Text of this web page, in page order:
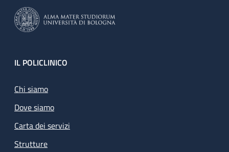
Footer
IL POLICLINICO
Chi siamo
Dove siamo
Carta dei servizi
Strutture